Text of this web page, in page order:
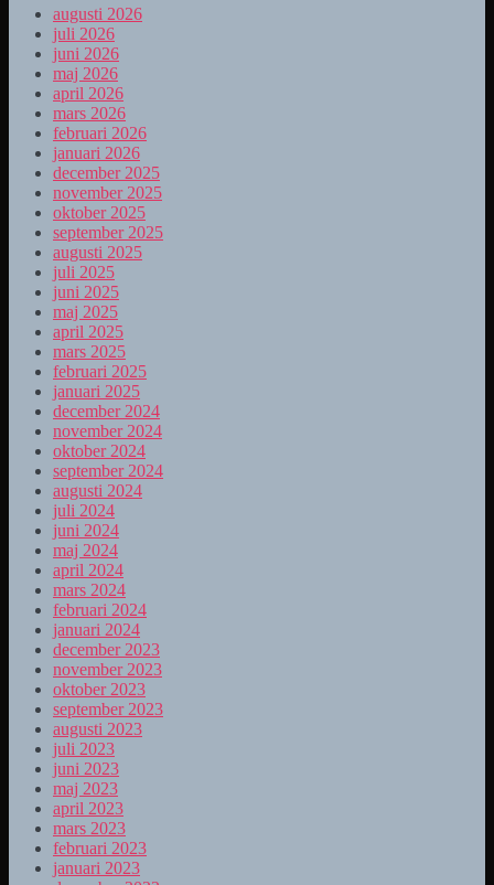
augusti 2026
juli 2026
juni 2026
maj 2026
april 2026
mars 2026
februari 2026
januari 2026
december 2025
november 2025
oktober 2025
september 2025
augusti 2025
juli 2025
juni 2025
maj 2025
april 2025
mars 2025
februari 2025
januari 2025
december 2024
november 2024
oktober 2024
september 2024
augusti 2024
juli 2024
juni 2024
maj 2024
april 2024
mars 2024
februari 2024
januari 2024
december 2023
november 2023
oktober 2023
september 2023
augusti 2023
juli 2023
juni 2023
maj 2023
april 2023
mars 2023
februari 2023
januari 2023